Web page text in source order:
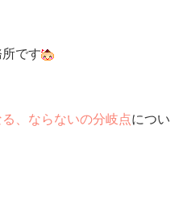
です
、ならないの分岐点につい